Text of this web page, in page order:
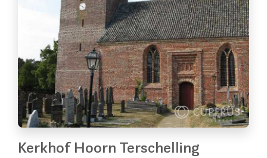
Kerkhof Hoorn Terschelling